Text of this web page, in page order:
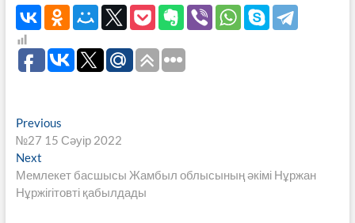
Навигация
по
записям
PreviousPrevious
post:
№27 15 Сәуір 2022
NextNext
post:
Мемлекет басшысы Жамбыл облысының әкімі Нұржан
Нұржігітовті қабылдады